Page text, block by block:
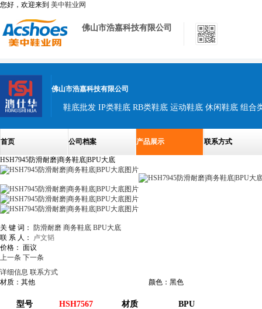
您好，欢迎来到 美中鞋业网
佛山市浩嘉科技有限公司
佛山市浩嘉科技有限公司
鞋底批发 IP类鞋底 RB类鞋底 运动鞋底 休闲鞋底 组合
首页 公司档案 产品展示 联系方式
HSH7945防滑耐磨|商务鞋底|BPU大底
关 键 词： 防滑耐磨 商务鞋底 BPU大底
联 系 人：
卢文韬
价格： 面议
上一条 下一条
详细信息 联系方式
材质：其他
颜色：黑色
型号 HSH7567 材质
BPU